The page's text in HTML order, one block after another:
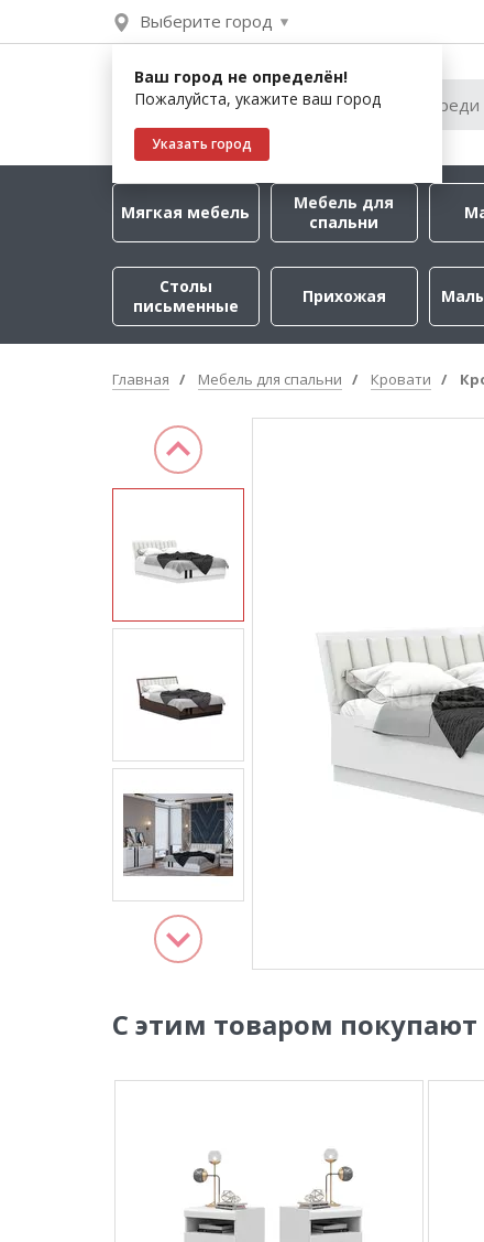
Выберите город
Ваш город не определён!
Пожалуйста, укажите ваш город
Указать город
Мягкая мебель
Мебель для
спальни
Столы
письменные
Прихожая
Главная Мебель для спальни Кровати
С этим товаром покупают